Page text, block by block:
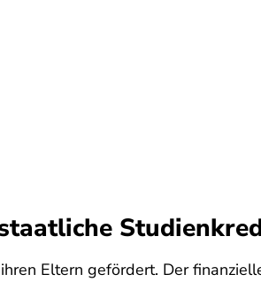
Eltern gefördert. Der